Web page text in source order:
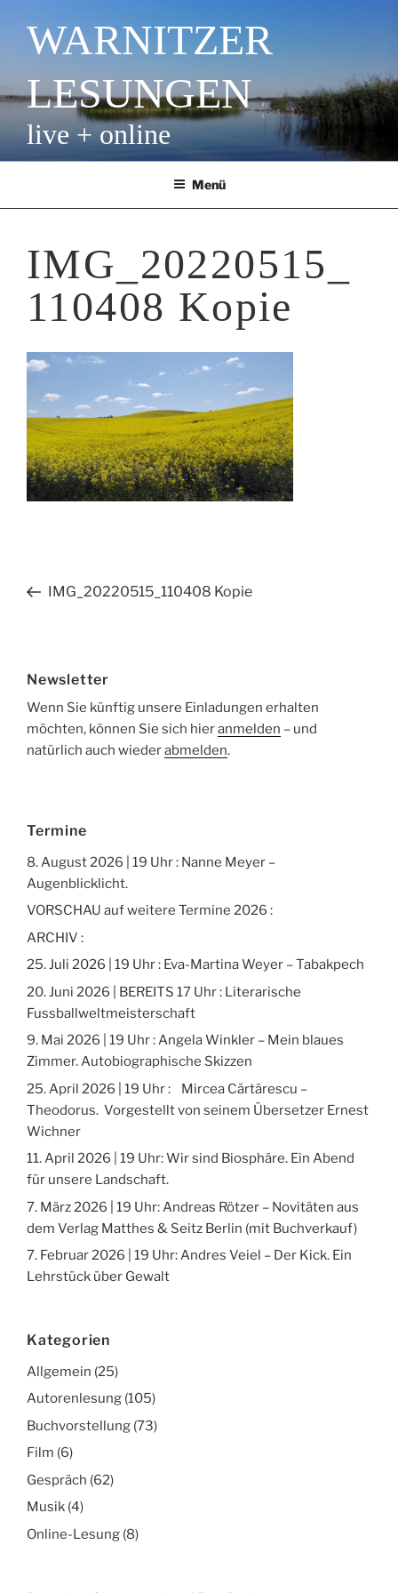
Inhalt
springenWARNITZER
LESUNGEN
live + online
Menü
IMG_20220515_
110408 Kopie
Beitragsnavigation
Vorheriger
IMG_20220515_110408 Kopie
Newsletter
Wenn Sie künftig unsere Einladungen erhalten
möchten, können Sie sich hieranmelden – und
natürlich auch wiederabmelden.
Termine
8. August 2026 | 19 Uhr : Nanne Meyer –
Augenblicklicht.
VORSCHAU auf weitere Termine 2026 :
ARCHIV :
25. Juli 2026 | 19 Uhr : Eva-Martina Weyer – Tabakpech
20. Juni 2026 | BEREITS 17 Uhr : Literarische
Fussballweltmeisterschaft
9. Mai 2026 | 19 Uhr : Angela Winkler – Mein blaues
Zimmer. Autobiographische Skizzen
25. April 2026 | 19 Uhr : Mircea Cărtărescu –
Theodorus. Vorgestellt von seinem Übersetzer Ernest
Wichner
11. April 2026 | 19 Uhr: Wir sind Biosphäre. Ein Abend
für unsere Landschaft.
7. März 2026 | 19 Uhr: Andreas Rötzer – Novitäten aus
dem Verlag Matthes & Seitz Berlin (mit Buchverkauf)
7. Februar 2026 | 19 Uhr: Andres Veiel – Der Kick. Ein
Lehrstück über Gewalt
Kategorien
Allgemein (25)
Autorenlesung (105)
Buchvorstellung (73)
Film (6)
Gespräch (62)
Musik (4)
Online-Lesung (8)